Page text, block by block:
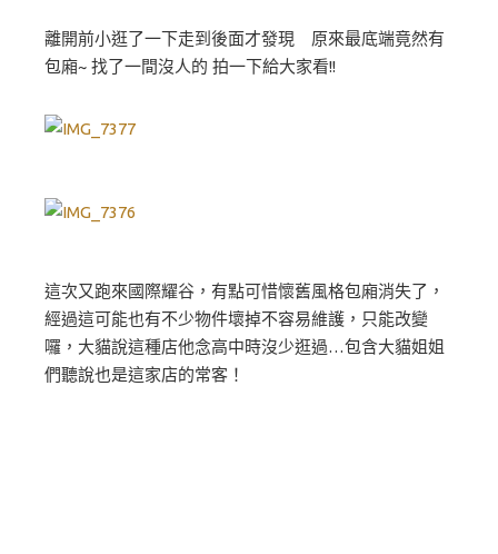
離開前小逛了一下走到後面才發現 原來最底端竟然有
包廂~ 找了一間沒人的 拍一下給大家看!!
這次又跑來國際耀谷，有點可惜懷舊風格包廂消失了，
經過這可能也有不少物件壞掉不容易維護，只能改變
囉，大貓說這種店他念高中時沒少逛過…包含大貓姐姐
們聽說也是這家店的常客！